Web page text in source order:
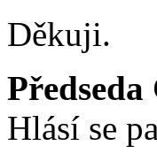
Děkuji.
Hlásí se